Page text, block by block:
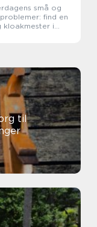
små og
find en
kloakmester i
til